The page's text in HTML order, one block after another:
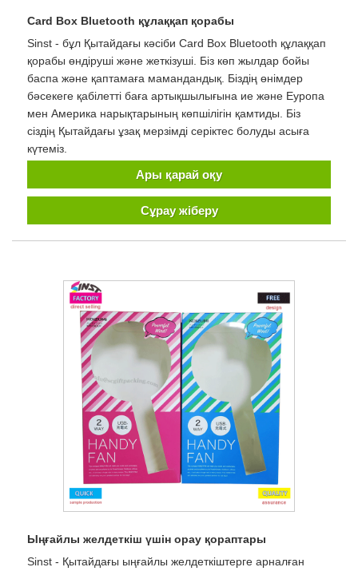
Card Box Bluetooth құлаққап қорабы
Sinst - бұл Қытайдағы кәсіби Card Box Bluetooth құлаққап
қорабы өндіруші және жеткізуші. Біз көп жылдар бойы
баспа және қаптамаға мамандандық. Біздің өнімдер
бәсекеге қабілетті баға артықшылығына ие және Еуропа
мен Америка нарықтарының көпшілігін қамтиды. Біз
сіздің Қытайдағы ұзақ мерзімді серіктес болуды асыға
күтеміз.
Ары қарай оқу
Сұрау жіберу
Ыңғайлы желдеткіш үшін орау қораптары
Sinst - Қытайдағы ыңғайлы желдеткіштерге арналған